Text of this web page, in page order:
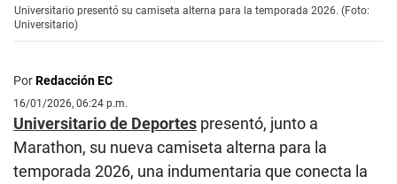
Universitario presentó su camiseta alterna para la temporada 2026. (Foto:
Universitario)
PorRedacción EC
16/01/2026, 06:24 p.m.
Universitario de Deportes presentó, junto a
Marathon, su nueva camiseta alterna para la
temporada 2026, una indumentaria que conecta la